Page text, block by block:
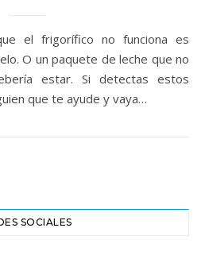
O un paquete de leche que no
estar. Si detectas estos
que te ayude y vaya…
SOCIALES